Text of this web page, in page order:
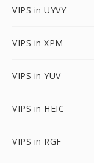
VIPS in UYVY
VIPS in XPM
VIPS in YUV
VIPS in HEIC
VIPS in RGF